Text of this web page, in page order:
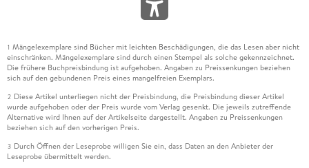
1 Mängelexemplare sind Bücher mit leichten Beschädigungen, die das Lesen aber nicht
einschränken. Mängelexemplare sind durch einen Stempel als solche gekennzeichnet.
Die frühere Buchpreisbindung ist aufgehoben. Angaben zu Preissenkungen beziehen
sich auf den gebundenen Preis eines mangelfreien Exemplars.
2 Diese Artikel unterliegen nicht der Preisbindung, die Preisbindung dieser Artikel
wurde aufgehoben oder der Preis wurde vom Verlag gesenkt. Die jeweils zutreffende
Alternative wird Ihnen auf der Artikelseite dargestellt. Angaben zu Preissenkungen
beziehen sich auf den vorherigen Preis.
3 Durch Öffnen der Leseprobe willigen Sie ein, dass Daten an den Anbieter der
Leseprobe übermittelt werden.